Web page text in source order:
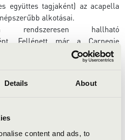
Details About
content and ads, to
együttes tagjaként) az acapella
alkotásai.
rendszeresen hallható
Fellépett már a Carnegie
a Chicago-i Szimfonikusok-kal, a
Opera-ban, Bach Collegium San
of the Age of Enlightenment-tel.
fellép szólistaként a hazai
Fesztivál Zenekarral,
Zenekarral, Kodály